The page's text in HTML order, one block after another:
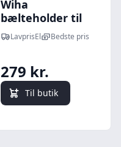
Wiha
bælteholder til
SpeedE
skruetrækker
LavprisEl Bedste pris
279 kr.
Til butik